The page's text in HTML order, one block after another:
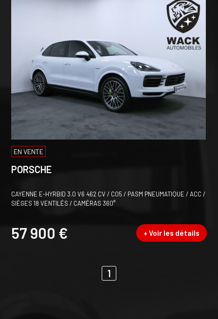
EN VENTE
PORSCHE
CAYENNE E-HYRBID 3.0 V6 462 CV / C05 / PASM PNEUMATIQUE / ACC /
SIÈGES 18 VENTILÉS / CAMÉRAS 360°
57 900 € + Voir les détails
1